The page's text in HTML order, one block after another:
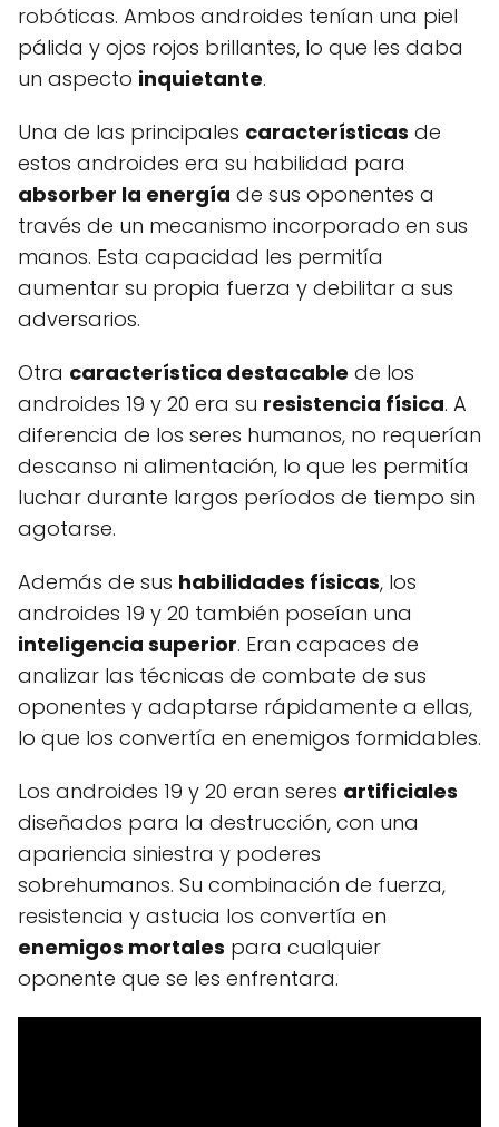
robóticas. Ambos androides tenían una piel
pálida y ojos rojos brillantes, lo que les daba
un aspecto inquietante.
Una de las principales características de
estos androides era su habilidad para
absorber la energía de sus oponentes a
través de un mecanismo incorporado en sus
manos. Esta capacidad les permitía
aumentar su propia fuerza y debilitar a sus
adversarios.
Otra característica destacable de los
androides 19 y 20 era su resistencia física. A
diferencia de los seres humanos, no requerían
descanso ni alimentación, lo que les permitía
luchar durante largos períodos de tiempo sin
agotarse.
Además de sus habilidades físicas, los
androides 19 y 20 también poseían una
inteligencia superior. Eran capaces de
analizar las técnicas de combate de sus
oponentes y adaptarse rápidamente a ellas,
lo que los convertía en enemigos formidables.
Los androides 19 y 20 eran seres artificiales
diseñados para la destrucción, con una
apariencia siniestra y poderes
sobrehumanos. Su combinación de fuerza,
resistencia y astucia los convertía en
enemigos mortales para cualquier
oponente que se les enfrentara.